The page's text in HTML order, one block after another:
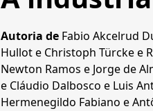
Autoria de Fabio Akcelrud
Hullote Christoph Türckee
Newton Ramos e Jorge de
e Cláudio Dalbosco e Luis
Hermenegildo Fabiano e